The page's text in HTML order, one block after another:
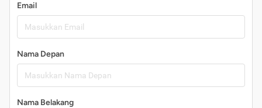
Email
Nama Depan
Nama Belakang